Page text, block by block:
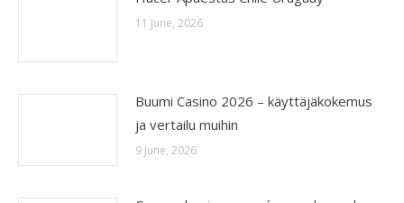
11 June, 2026
Buumi Casino 2026 – käyttäjäkokemus
ja vertailu muihin
9 June, 2026